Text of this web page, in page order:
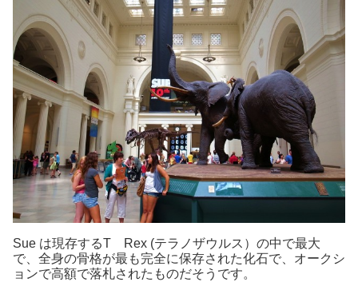
Sue は現存するT Rex (テラノザウルス）の中で最大
で、全身の骨格が最も完全に保存された化石で、オークシ
ョンで高額で落札されたものだそうです。